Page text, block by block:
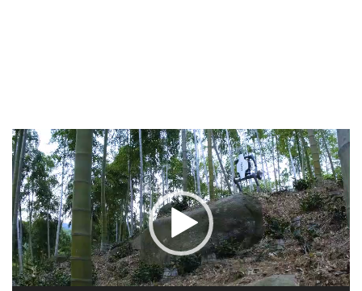
视
频
播
放
器